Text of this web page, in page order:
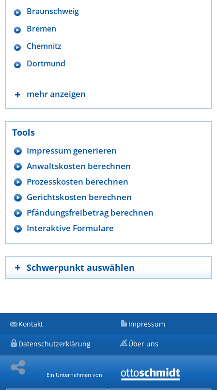
Braunschweig
Bremen
Chemnitz
Dortmund
mehr anzeigen
Tools
Impressum generieren
Anwaltskosten berechnen
Prozesskosten berechnen
Gerichtskosten berechnen
Pfändungsfreibetrag berechnen
Interaktive Formulare
Schwerpunkt auswählen
Kontakt Impressum
Datenschutzerklärung Über uns
Ein Unternehmen von